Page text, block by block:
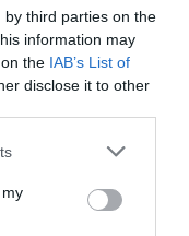
third parties on the
information may
the IAB’s List of
disclose it to other
: obtenir
relève
des
le projet